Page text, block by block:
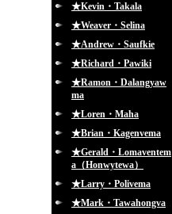
★Kevin・Takala
★Weaver・Selina
★Andrew・Saufkie
★Richard・Pawiki
★Ramon・Dalangyaw
ma
★Loren・Maha
★Brian・Kagenvema
★Gerald・Lomaventem
a（Honwytewa）
★Larry・Polivema
★Mark・Tawahongva